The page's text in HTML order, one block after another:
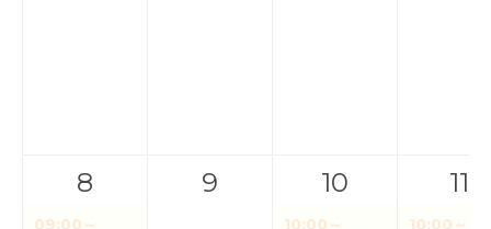
8
09:00～
9 10
10:00～
11
10:00～